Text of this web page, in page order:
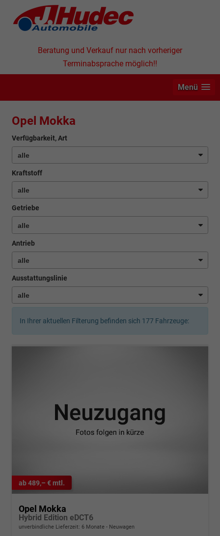
Beratung und Verkauf nur nach vorheriger
Terminabsprache möglich!!
Menü
Opel Mokka
Verfügbarkeit, Art
Kraftstoff
Getriebe
Antrieb
Ausstattungslinie
In Ihrer aktuellen Filterung befinden sich 177 Fahrzeuge:
ab 489,– € mtl.
Opel Mokka
Hybrid Edition eDCT6
unverbindliche Lieferzeit: 6 Monate Neuwagen